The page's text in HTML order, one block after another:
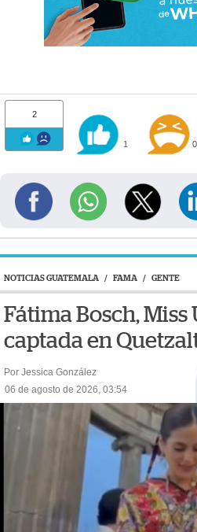
2
1 0
NOTICIAS GUATEMALA / FAMA / GENTE
Fátima Bosch, Miss
captada en
Por Jessica González
06 de agosto de 2026, 03:54